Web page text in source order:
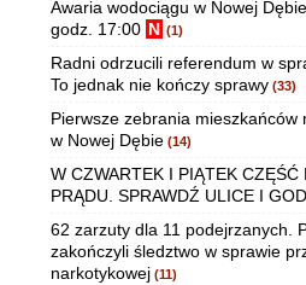
Awaria wodociągu w Nowej
godz. 17:00 N (1)
Radni odrzucili referendum w
To jednak nie kończy sprawy (33)
Pierwsze zebrania mieszkańców
w Nowej Dębie (14)
W CZWARTEK I PIĄTEK CZĘŚĆ
PRĄDU. SPRAWDŹ ULICE I
62 zarzuty dla 11 podejrzanych.
zakończyli śledztwo w sprawie
narkotykowej (11)